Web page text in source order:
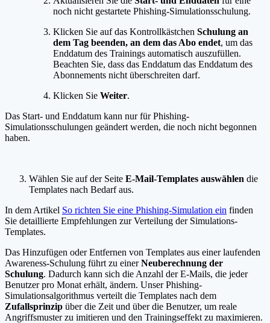
noch nicht gestartete Phishing-Simulationsschulung.
Klicken Sie auf das Kontrollkästchen Schulung an
dem Tag beenden, an dem das Abo endet, um das
Enddatum des Trainings automatisch auszufüllen.
Beachten Sie, dass das Enddatum das Enddatum des
Abonnements nicht überschreiten darf.
Klicken Sie Weiter.
Das Start- und Enddatum kann nur für Phishing-
Simulationsschulungen geändert werden, die noch nicht begonnen
haben.
Wählen Sie auf der Seite E-Mail-Templates auswählen die
Templates nach Bedarf aus.
In dem Artikel So richten Sie eine Phishing-Simulation ein finden
Sie detaillierte Empfehlungen zur Verteilung der Simulations-
Templates.
Das Hinzufügen oder Entfernen von Templates aus einer laufenden
Awareness-Schulung führt zu einerNeuberechnung der
Schulung. Dadurch kann sich die Anzahl der E-Mails, die jeder
Benutzer pro Monat erhält, ändern. Unser Phishing-
Simulationsalgorithmus verteilt die Templates nach dem
Zufallsprinzip über die Zeit und über die Benutzer, um reale
Angriffsmuster zu imitieren und den Trainingseffekt zu maximieren.